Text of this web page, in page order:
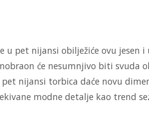
u pet nijansi obilježiće ovu jesen
će nesumnjivo biti svuda
pet nijansi torbica daće novu
modne detalje kao trend